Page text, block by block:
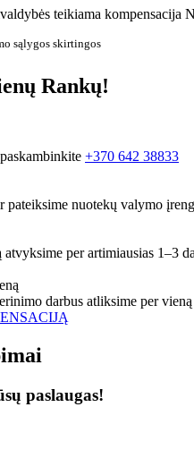
teikiama
sąlygos skirtingos
Rankų!
+370 642 38833
pateiksime nuotekų valymo
per artimiausias 1–3
darbus atliksime per vieną
paslaugas!